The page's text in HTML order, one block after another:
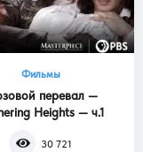
Фильмы
перевал —
Heights — ч.1
30 721